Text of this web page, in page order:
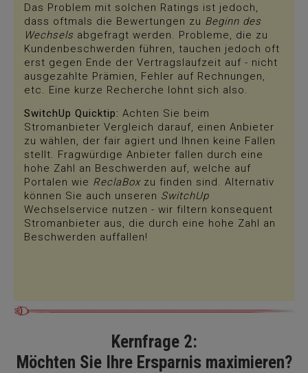
Das Problem mit solchen Ratings ist jedoch,
dass oftmals die Bewertungen zu Beginn des
Wechsels abgefragt werden. Probleme, die zu
Kundenbeschwerden führen, tauchen jedoch oft
erst gegen Ende der Vertragslaufzeit auf - nicht
ausgezahlte Prämien, Fehler auf Rechnungen,
etc. Eine kurze Recherche lohnt sich also.
SwitchUp Quicktip: Achten Sie beim
Stromanbieter Vergleich darauf, einen Anbieter
zu wählen, der fair agiert und Ihnen keine Fallen
stellt. Fragwürdige Anbieter fallen durch eine
hohe Zahl an Beschwerden auf, welche auf
Portalen wie ReclaBox zu finden sind. Alternativ
können Sie auch unseren SwitchUp
Wechselservice nutzen - wir filtern konsequent
Stromanbieter aus, die durch eine hohe Zahl an
Beschwerden auffallen!
Kernfrage 2:
Möchten Sie Ihre Ersparnis maximieren?